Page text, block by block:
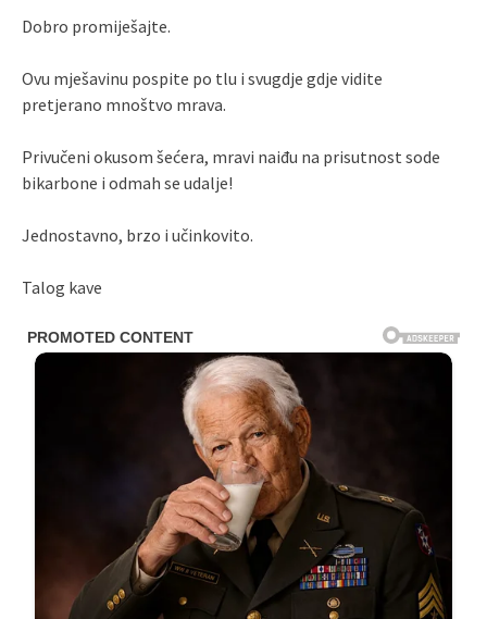
Dobro promiješajte.
Ovu mješavinu pospite po tlu i svugdje gdje vidite
pretjerano mnoštvo mrava.
Privučeni okusom šećera, mravi naiđu na prisutnost sode
bikarbone i odmah se udalje!
Jednostavno, brzo i učinkovito.
Talog kave